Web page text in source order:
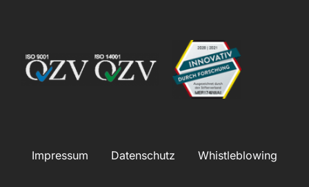
Impressum Datenschutz Whistleblowing